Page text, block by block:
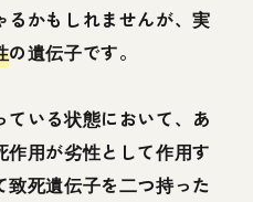
るかもしれませんが、実
の遺伝子です。
いる状態において、あ
作用が劣性として作用す
致死遺伝子を二つ持った